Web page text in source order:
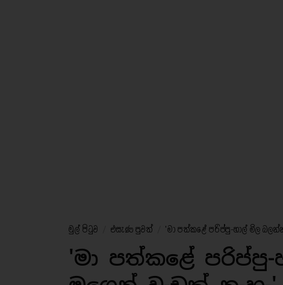
මුල් පිටුව එසැණ පුවත් 'මා පත්කළේ පරිප්පු-හාල් මිල
'මා පත්කළේ